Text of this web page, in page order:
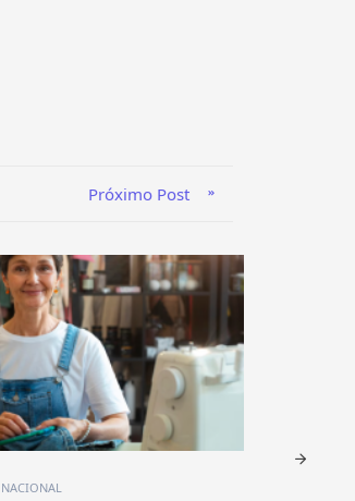
Próximo Post